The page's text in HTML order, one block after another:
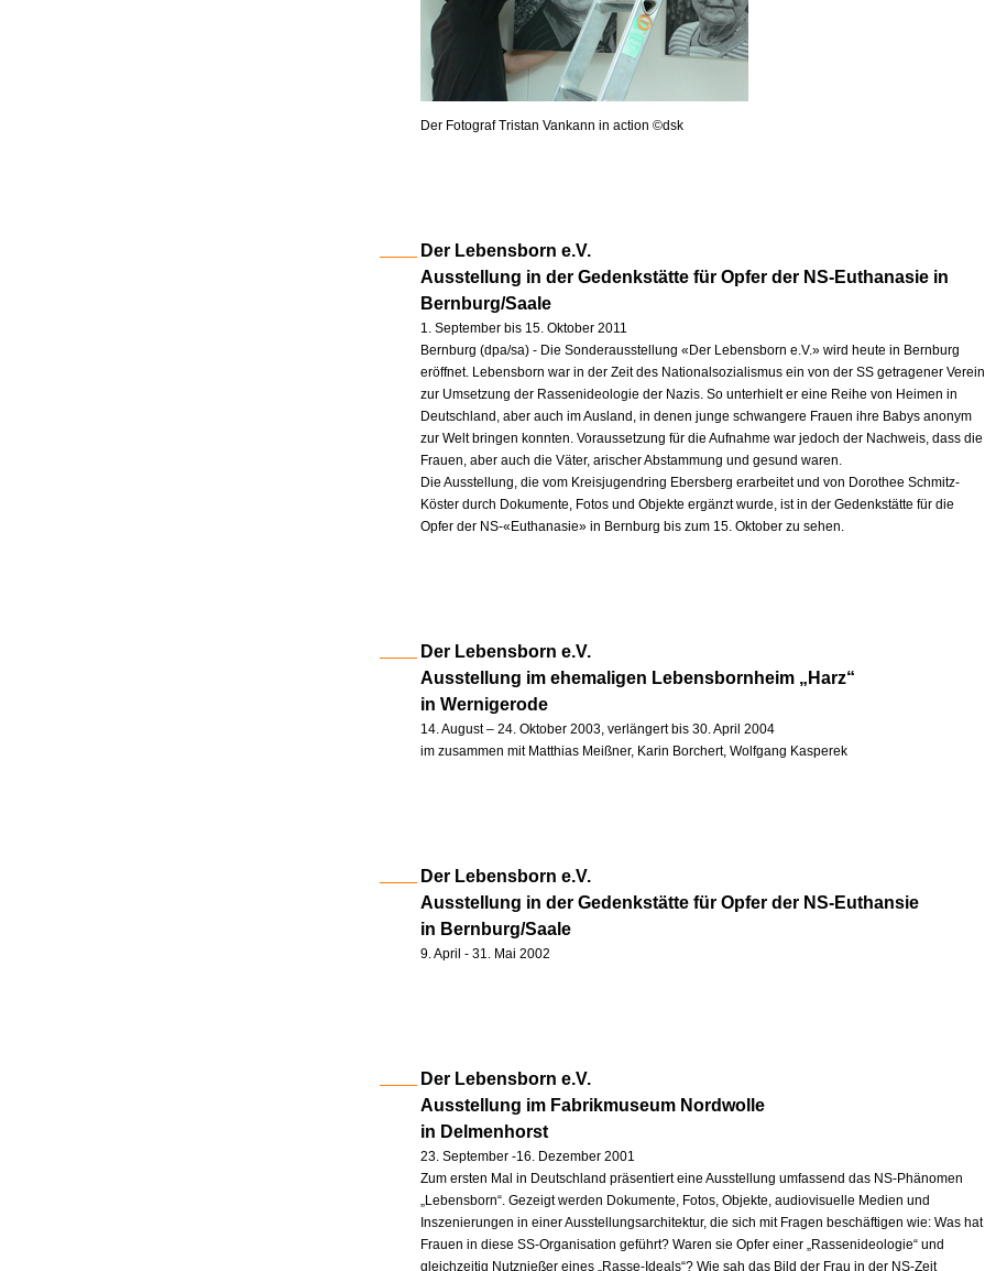
Der Fotograf Tristan Vankann in action ©dsk
Der Lebensborn e.V.
Ausstellung in der Gedenkstätte für Opfer der NS-Euthanasie in
Bernburg/Saale
1. September bis 15. Oktober 2011
Bernburg (dpa/sa) - Die Sonderausstellung «Der Lebensborn e.V.» wird heute in Bernburg
eröffnet. Lebensborn war in der Zeit des Nationalsozialismus ein von der SS getragener Verein
zur Umsetzung der Rassenideologie der Nazis. So unterhielt er eine Reihe von Heimen in
Deutschland, aber auch im Ausland, in denen junge schwangere Frauen ihre Babys anonym
zur Welt bringen konnten. Voraussetzung für die Aufnahme war jedoch der Nachweis, dass die
Frauen, aber auch die Väter, arischer Abstammung und gesund waren.
Die Ausstellung, die vom Kreisjugendring Ebersberg erarbeitet und von Dorothee Schmitz-
Köster durch Dokumente, Fotos und Objekte ergänzt wurde, ist in der Gedenkstätte für die
Opfer der NS-«Euthanasie» in Bernburg bis zum 15. Oktober zu sehen.
Der Lebensborn e.V.
Ausstellung im ehemaligen Lebensbornheim „Harz“
in Wernigerode
14. August – 24. Oktober 2003, verlängert bis 30. April 2004
im zusammen mit Matthias Meißner, Karin Borchert, Wolfgang Kasperek
Der Lebensborn e.V.
Ausstellung in der Gedenkstätte für Opfer der NS-Euthansie
in Bernburg/Saale
9. April - 31. Mai 2002
Der Lebensborn e.V.
Ausstellung im Fabrikmuseum Nordwolle
in Delmenhorst
23. September -16. Dezember 2001
Zum ersten Mal in Deutschland präsentiert eine Ausstellung umfassend das NS-Phänomen
„Lebensborn“. Gezeigt werden Dokumente, Fotos, Objekte, audiovisuelle Medien und
Inszenierungen in einer Ausstellungsarchitektur, die sich mit Fragen beschäftigen wie: Was hat
Frauen in diese SS-Organisation geführt? Waren sie Opfer einer „Rassenideologie“ und
gleichzeitig Nutznießer eines „Rasse-Ideals“? Wie sah das Bild der Frau in der NS-Zeit